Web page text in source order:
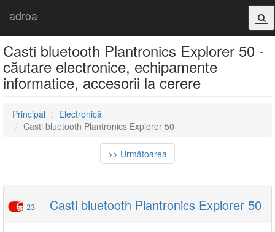
adroa
Casti bluetooth Plantronics Explorer 50 -
căutare electronice, echipamente
informatice, accesorii la cerere
Principal
Electronică
Casti bluetooth Plantronics Explorer 50
>> Următoarea
23 Casti bluetooth Plantronics Explorer 50